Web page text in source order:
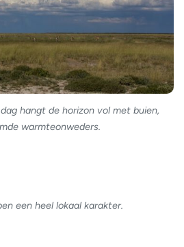
hangt de horizon vol met buien,
warmteonweders.
een heel lokaal karakter.